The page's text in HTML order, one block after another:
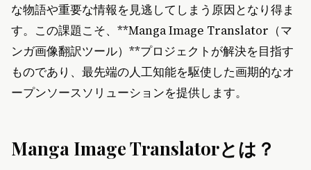
な物語や重要な情報を見逃してしまう原因となり得ま
す。この課題こそ、**Manga Image Translator（マ
ンガ画像翻訳ツール）**プロジェクトが解決を目指す
ものであり、最先端の人工知能を駆使した画期的なオ
ープンソースソリューションを提供します。
Manga Image Translatorとは？